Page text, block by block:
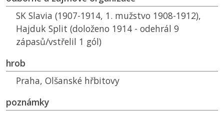
SK Slavia (1907-1914, 1. mužstvo 1908-1912),
Hajduk Split (doloženo 1914 - odehrál 9
zápasů/vstřelil 1 gól)
hrob
Praha, Olšanské hřbitovy
poznámky